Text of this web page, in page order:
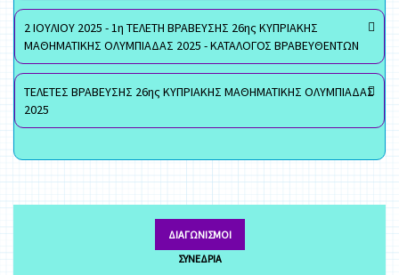
2 ΙΟΥΛΙΟΥ 2025 - 1η ΤΕΛΕΤΗ ΒΡΑΒΕΥΣΗΣ 26ης ΚΥΠΡΙΑΚΗΣ
ΜΑΘΗΜΑΤΙΚΗΣ ΟΛΥΜΠΙΑΔΑΣ 2025 - ΚΑΤΑΛΟΓΟΣ ΒΡΑΒΕΥΘΕΝΤΩΝ
ΤΕΛΕΤΕΣ ΒΡΑΒΕΥΣΗΣ 26ης ΚΥΠΡΙΑΚΗΣ ΜΑΘΗΜΑΤΙΚΗΣ ΟΛΥΜΠΙΑΔΑΣ
2025
ΔΙΑΓΩΝΙΣΜΟΊ
ΣΥΝΈΔΡΙΑ